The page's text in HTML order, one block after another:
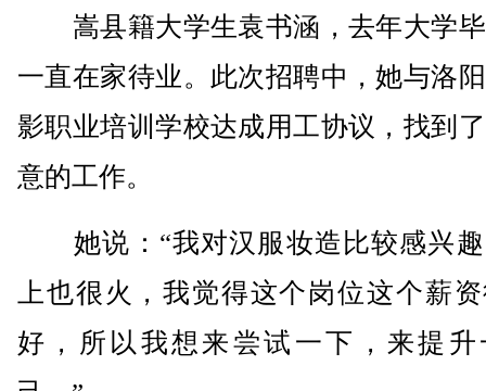
嵩县籍大学生袁书涵，去年大学
一直在家待业。此次招聘中，她与洛
影职业培训学校达成用工协议，找到
意的工作。
她说：“我对汉服妆造比较感兴趣
上也很火，我觉得这个岗位这个薪
好，所以我想来尝试一下，来提升